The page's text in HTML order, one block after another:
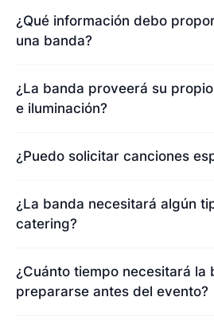
¿Qué información debo
una banda?
¿La banda proveerá su
e iluminación?
¿Puedo solicitar canciones
¿La banda necesitará algún
catering?
¿Cuánto tiempo necesitará la
prepararse antes del evento?